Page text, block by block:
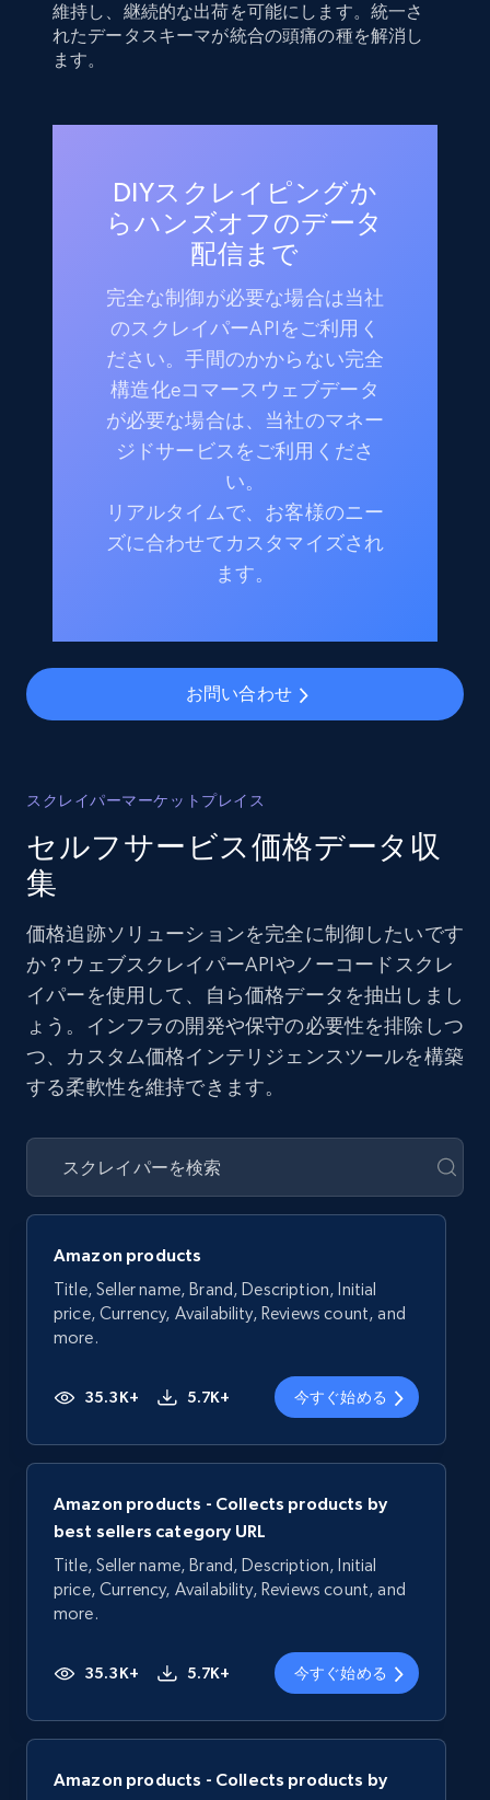
維持し、継続的な出荷を可能にします。統一さ
れたデータスキーマが統合の頭痛の種を解消し
ます。
DIYスクレイピングか
らハンズオフのデータ
配信まで
完全な制御が必要な場合は当社
のスクレイパーAPIをご利用く
ださい。手間のかからない完全
構造化eコマースウェブデータ
が必要な場合は、当社のマネー
ジドサービスをご利用くださ
い。
リアルタイムで、お客様のニー
ズに合わせてカスタマイズされ
ます。
お問い合わせ
スクレイパーマーケットプレイス
セルフサービス価格データ収
集
価格追跡ソリューションを完全に制御したいです
か？ウェブスクレイパーAPIやノーコードスクレ
イパーを使用して、自ら価格データを抽出しまし
ょう。インフラの開発や保守の必要性を排除しつ
つ、カスタム価格インテリジェンスツールを構築
する柔軟性を維持できます。
Amazon products
Title, Seller name, Brand, Description, Initial
price, Currency, Availability, Reviews count, and
more.
35.3K+ 5.7K+ 今すぐ始める
Amazon products - Collects products by
best sellers category URL
Title, Seller name, Brand, Description, Initial
price, Currency, Availability, Reviews count, and
more.
35.3K+ 5.7K+ 今すぐ始める
Amazon products - Collects products by